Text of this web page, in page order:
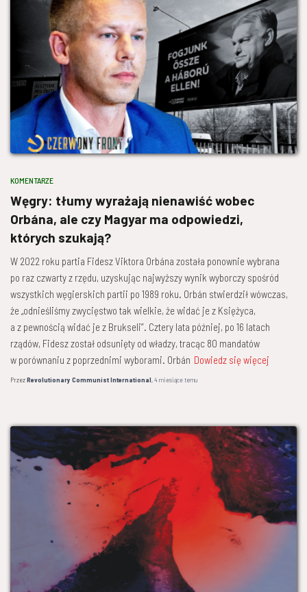
KOMENTARZE
Węgry: tłumy wyrażają nienawiść wobec
Orbána, ale czy Magyar ma odpowiedzi,
których szukają?
W 2022 roku partia Fidesz Viktora Orbána została ponownie wybrana
po raz czwarty z rzędu, uzyskując najwyższy wynik wyborczy spośród
wszystkich węgierskich partii po 1989 roku. Orbán stwierdził wówczas,
że „odnieśliśmy zwycięstwo tak wielkie, że widać je z Księżyca,
a z pewnością widać je z Brukseli”. Cztery lata później, po 16 latach
rządów, Fidesz został odsunięty od władzy, tracąc 80 mandatów
w porównaniu z poprzednimi wyborami. Orbán Dowiedz się więcej
PrzezRevolutionary Communist International,4 miesiącetemu